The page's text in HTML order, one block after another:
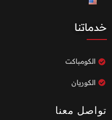
خدماتنا
الكومباكت
الكوريان
تواصل معنا